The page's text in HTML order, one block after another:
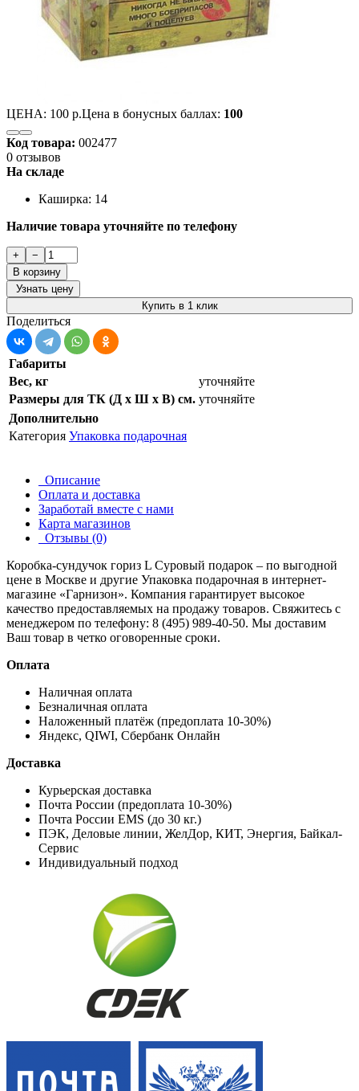
ЦЕНА: 100 р.Цена в бонусных баллах: 100
Код товара: 002477
0 отзывов
На складе
Каширка: 14
Наличие товара уточняйте по телефону
+
−
В корзину
Узнать цену
Купить в 1 клик
Поделиться
Габариты
Вес, кг
уточняйте
Размеры для ТК (Д х Ш х В) см. уточняйте
Дополнительно
Категория Упаковка подарочная
Описание
Оплата и доставка
Заработай вместе с нами
Карта магазинов
Отзывы (0)
Коробка-сундучок гориз L Суровый подарок – по выгодной
цене в Москве и другие Упаковка подарочная в интернет-
магазине «Гарнизон». Компания гарантирует высокое
качество предоставляемых на продажу товаров. Свяжитесь с
менеджером по телефону: 8 (495) 989-40-50. Мы доставим
Ваш товар в четко оговоренные сроки.
Оплата
Наличная оплата
Безналичная оплата
Наложенный платёж (предоплата 10-30%)
Яндекс, QIWI, Сбербанк Онлайн
Доставка
Курьерская доставка
Почта России (предоплата 10-30%)
Почта России EMS (до 30 кг.)
ПЭК, Деловые линии, ЖелДор, КИТ, Энергия, Байкал-
Сервис
Индивидуальный подход